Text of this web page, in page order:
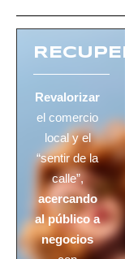
Revalorizar
el comercio
local y el
“sentir de la
calle”,
acercando
al público a
negocios